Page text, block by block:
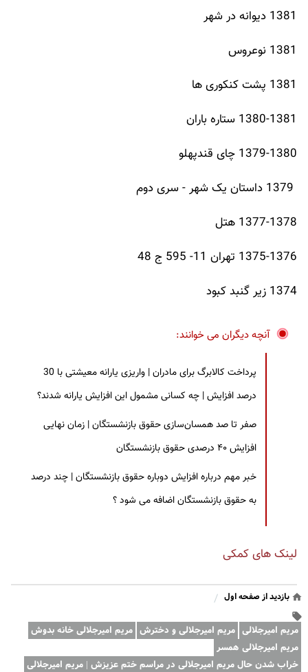
1381 دیوانه در شهر
1381 نوعروس
1381 پشت کنکوری ها
1380-1381 ستاره باران
1379-1380 چای قندپهلو
1377-1378 هتل
1375-1376 تهران 11- 595 ج 48
1374 زیر گنبد کبود
آنچه دیگران می خوانند:
پرداخت کالابرگ برای مادران | واریزی یارانه معیشتی با 30
درصد افزایش | چه کسانی مشمول این افزایش یارانه شدند؟
صفر تا صد همسان‌سازی حقوق بازنشستگان | زمان نهایی
افزایش ۴۰ درصدی حقوق بازنشستگان
خبر مهم درباره افزایش دوباره حقوق بازنشستگان | چند درصد
به حقوق بازنشستگان اضافه می شود ؟
لینک های کمکی
بازدید از صفحه اول /
مریم امیرجلالی مریم امیرجلالی و دخترش مریم امیرجلالی خانه بدوش
مریم امیرجلالی همسر
خراب شدن حال مریم امیرجلالی در مراسم ختم عزیزش | مریم امیرجلالی